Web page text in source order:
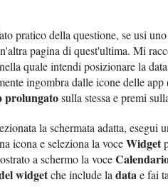
pratico della questione, se usi
pagina di quest'ultima. Mi
quale intendi posizionare la
ingombra dalle icone delle
prolungatosulla stessa e premi
la schermata adatta, esegui
icona e seleziona la voceWidget
a schermo la voce
widgetche include la datae fai